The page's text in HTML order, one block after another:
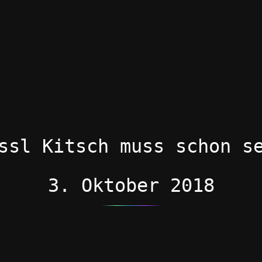
Kitsch muss schon
3. Oktober 2018